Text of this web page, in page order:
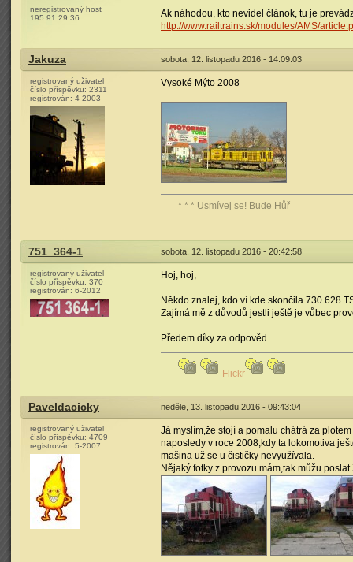
neregistrovaný host
195.91.29.36
Ak náhodou, kto nevidel článok, tu je
http://www.railtrains.sk/modules/AMS/
Jakuza sobota, 12. listopadu 2016 - 14:09:03
registrovaný uživatel
číslo příspěvku: 2311
registrován: 4-2003
Vysoké Mýto 2008
* * * Usmívej se! Bude Hůř
751_364-1 sobota, 12. listopadu 2016 - 20:42:58
registrovaný uživatel
číslo příspěvku: 370
registrován: 6-2012
Hoj, hoj,
Někdo znalej, kdo ví kde skončila 730 628
Zajímá mě z důvodů jestli ještě je vůbec
Předem díky za odpověd.
Flickr
Paveldacicky neděle, 13. listopadu 2016 - 09:43:04
registrovaný uživatel
číslo příspěvku: 4709
registrován: 5-2007
Já myslím,že stojí a pomalu chátrá za
naposledy v roce 2008,kdy ta lokomotiva
mašina už se u čističky nevyužívala.
Nějaký fotky z provozu mám,tak můžu